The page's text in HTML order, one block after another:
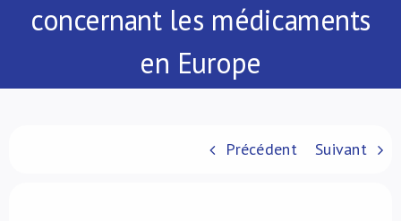
Publications
Formations
concernant les médicaments
en Europe
Précédent Suivant